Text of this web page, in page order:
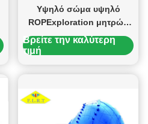
Υψηλό σώμα υψηλό
ROPExploration μητρών
κομματιών πυρήνων
Performace PDC για το
Βρείτε την καλύτερη
τιμή